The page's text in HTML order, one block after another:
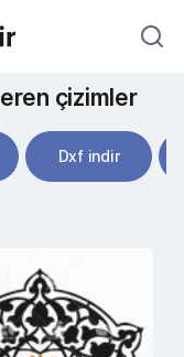
çizimler
Dxf indir